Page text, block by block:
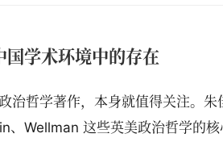
学术环境中的存在
治哲学著作，本身就值得关注。
Wellman 这些英美政治哲学的核